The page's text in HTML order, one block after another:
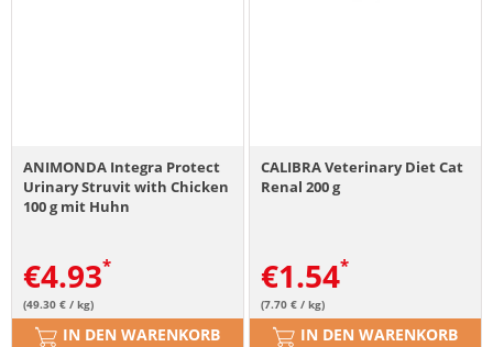
ANIMONDA Integra Protect
Urinary Struvit with Chicken
100 g mit Huhn
€4.93
(49.30 € / kg)
IN DEN WARENKORB
CALIBRA Veterinary Diet Cat
Renal 200 g
€1.54
(7.70 € / kg)
IN DEN WARENKORB